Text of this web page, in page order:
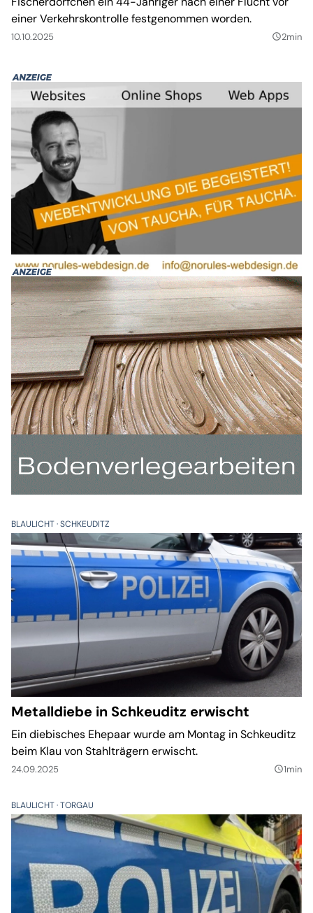
einer Verkehrskontrolle festgenommen worden.
10.10.2025 query_builder2min
BLAULICHT SCHKEUDITZ
Metalldiebe in Schkeuditz erwischt
Ein diebisches Ehepaar wurde am Montag in Schkeuditz
beim Klau von Stahlträgern erwischt.
24.09.2025 query_builder1min
BLAULICHT TORGAU